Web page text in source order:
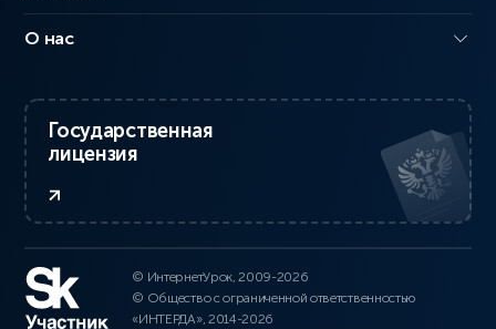
О нас
Государственная
лицензия
© ИнтернетУрок, 2009-2026
© Общество с ограниченной ответственностью
«ИНТЕРДА», 2014-2026